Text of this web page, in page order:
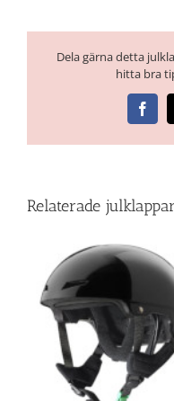
Dela gärna detta
hitta bra
Relaterade julklappar